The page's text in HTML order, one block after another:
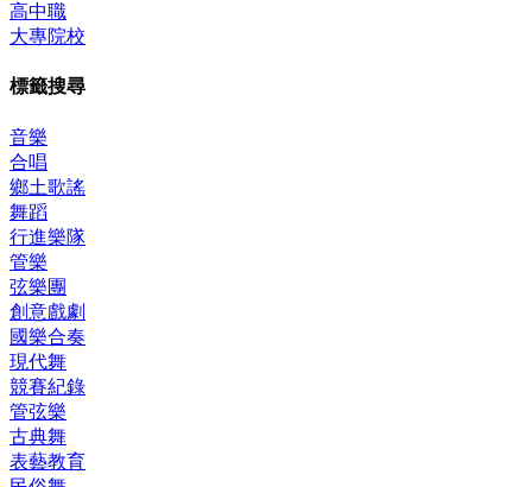
高中職
大專院校
標籤搜尋
音樂
合唱
鄉土歌謠
舞蹈
行進樂隊
管樂
弦樂團
創意戲劇
國樂合奏
現代舞
競賽紀錄
管弦樂
古典舞
表藝教育